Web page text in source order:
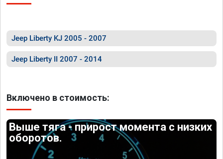
Jeep Liberty KJ 2005 - 2007
Jeep Liberty II 2007 - 2014
Включено в стоимость:
Выше тяга - прирост момента с низких
оборотов.